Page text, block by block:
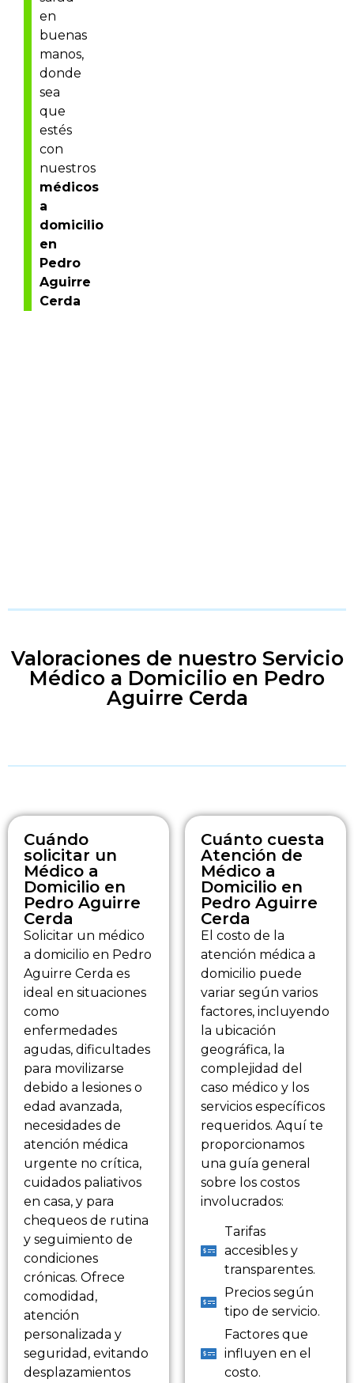
en
buenas
manos,
donde
sea
que
estés
con
nuestros
médicos
a
domicilio
en
Pedro
Aguirre
Cerda
Valoraciones de nuestro Servicio
Médico a Domicilio en Pedro
Aguirre Cerda
Cuándo
solicitar un
Médico a
Domicilio en
Pedro Aguirre
Cerda
Solicitar un médico
a domicilio en Pedro
Aguirre Cerda es
ideal en situaciones
como
enfermedades
agudas, dificultades
para movilizarse
debido a lesiones o
edad avanzada,
necesidades de
atención médica
urgente no crítica,
cuidados paliativos
en casa, y para
chequeos de rutina
y seguimiento de
condiciones
crónicas. Ofrece
comodidad,
atención
personalizada y
seguridad, evitando
desplazamientos
Cuánto cuesta
Atención de
Médico a
Domicilio en
Pedro Aguirre
Cerda
El costo de la
atención médica a
domicilio puede
variar según varios
factores, incluyendo
la ubicación
geográfica, la
complejidad del
caso médico y los
servicios específicos
requeridos. Aquí te
proporcionamos
una guía general
sobre los costos
involucrados:
Tarifas
accesibles y
transparentes.
Precios según
tipo de servicio.
Factores que
influyen en el
costo.